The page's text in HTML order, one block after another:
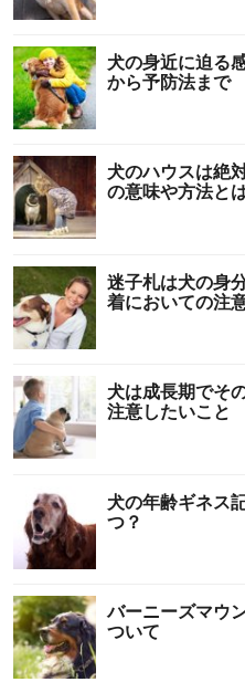
犬の身近に迫る
から予防法まで
犬のハウスは絶
の意味や方法と
迷子札は犬の身
着においての注
犬は成長期でそ
注意したいこと
犬の年齢ギネス
つ？
バーニーズマウ
ついて